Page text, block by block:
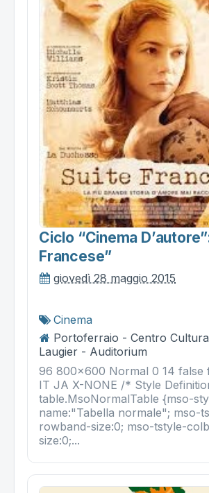
Ciclo “cinema
Francese”
giovedì 28 maggio 2015
Cinema
Portoferraio - Centro
Laugier - Auditorium
96 800x600 Normal 0 14 false
IT JA X-NONE /* Style
table.MsoNormalTable {mso-
name:"Tabella normale"; mso-
rowband-size:0; mso-tstyle-
size:0;...